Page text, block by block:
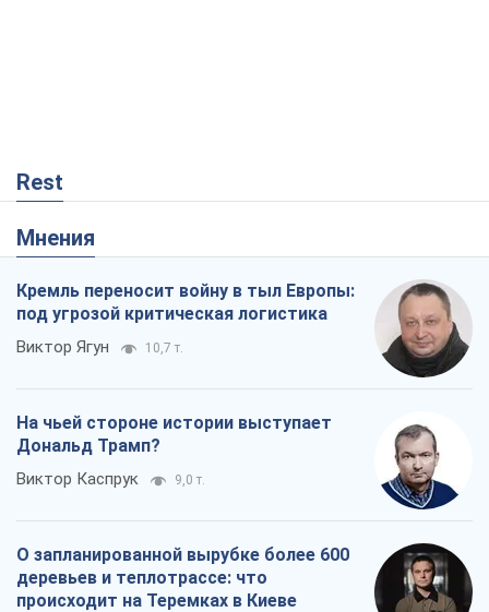
Rest
Мнения
Кремль переносит войну в тыл Европы:
под угрозой критическая логистика
Виктор Ягун 10,7 т.
На чьей стороне истории выступает
Дональд Трамп?
Виктор Каспрук 9,0 т.
О запланированной вырубке более 600
деревьев и теплотрассе: что
происходит на Теремках в Киеве